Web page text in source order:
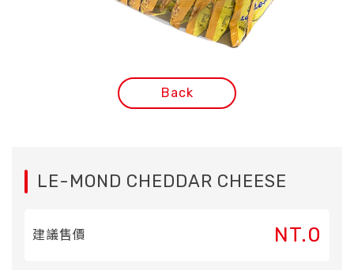
Back
LE-MOND CHEDDAR CHEESE
建議售價 NT.0